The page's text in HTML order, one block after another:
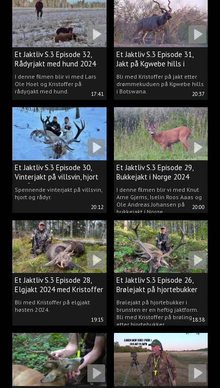
17:41
Et Jaktliv S.3 Episode 32,
Rådyrjakt med hund 2024
I denne filmen blir vi med Lars
Ole Hoel og Kristoffer på
rådyrjakt med hund.
20:37
Et Jaktliv S.3 Episode 31,
Jakt på Kgwebe hills i
Botswana
Bli med Kristoffer på jakt etter
drømmekuduen på Kgwebe hills
i Botswana.
20:12
Et Jaktliv S.3 Episode 30,
Vinterjakt på villsvin, hjort
og rådyr.
Spennende vinterjakt på villsvin,
hjort og rådyr.
20:00
Et Jaktliv S.3 Episode 29,
Bukkejakt i Norge 2024
I denne filmen blir vi med Knut
Arne Gjems, Iselin Roos Aaas og
Ole Andreas Johansen på
bukkejakt i Norge.
19:15
Et Jaktliv S.3 Episode 28,
Elgjakt 2024 med Kristoffer
Clausen
Bli med Kristoffer på elgjakt
høsten 2024.
18:38
Et Jaktliv S.3 Episode 26,
Brølejakt på hjortebukker
med Kristoffer Clausen
Brølejakt på hjortebukker i
brunsten er en heftig jaktform.
Bli med Kristoffer på brøling
etter hjortebukker.